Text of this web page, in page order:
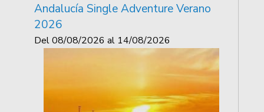
Andalucía Single Adventure Verano
2026
Del08/08/2026 al 14/08/2026